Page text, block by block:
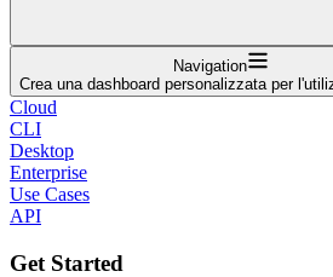
Navigation
Crea una dashboard personalizzata per
Cloud
CLI
Desktop
Enterprise
Use Cases
API
Get Started